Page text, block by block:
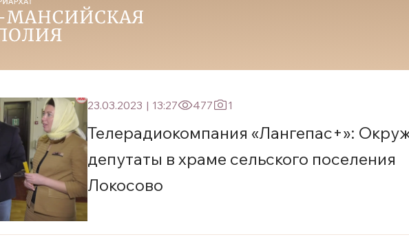
23.03.2023 | 13:27 477 1
Телерадиокомпания «Лангепас+»:
депутаты в храме сельского поселения
Локосово